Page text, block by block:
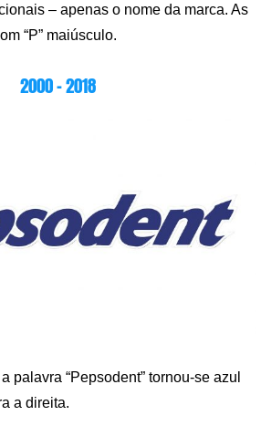
– apenas o nome da marca. As
“P” maiúsculo.
2000 – 2018
palavra “Pepsodent” tornou-se azul
a direita.